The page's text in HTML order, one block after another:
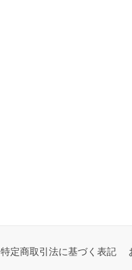
特定商取引法に基づく表記